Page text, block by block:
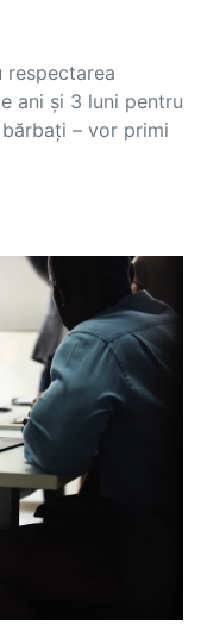
respectarea
ani și 3 luni pentru
– vor primi